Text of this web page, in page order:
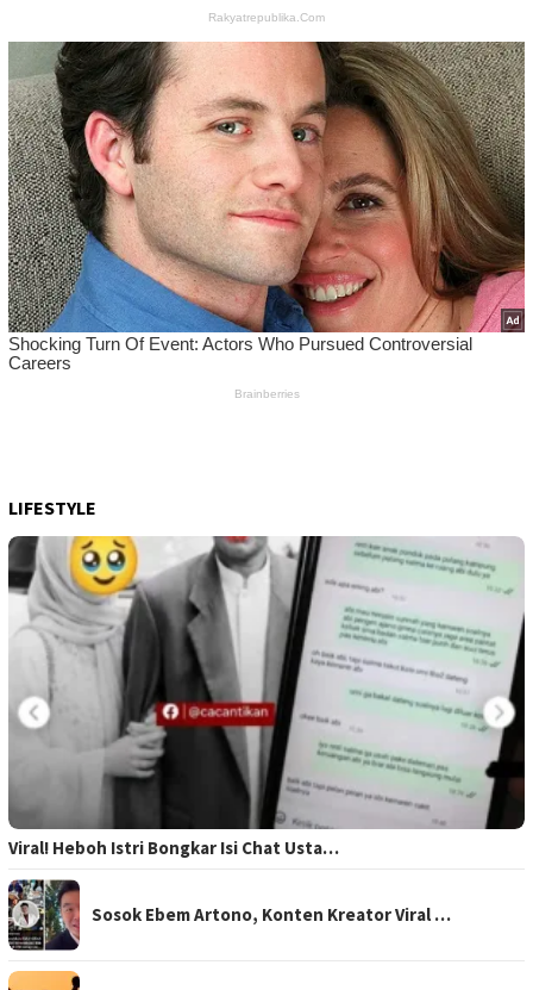
LIFESTYLE
Viral! Heboh Istri Bongkar Isi Chat Usta…
Sosok Ebem Artono, Konten Kreator Viral …